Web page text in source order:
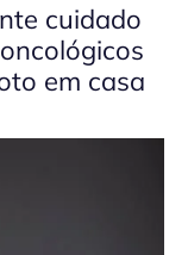
cuidado
em casa